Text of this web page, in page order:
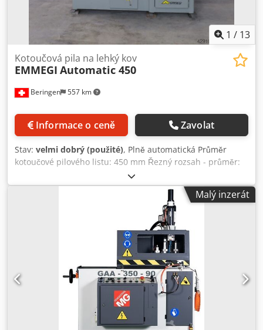
1 / 13
Beringen 557 km
Kotoučová pila na lehký kov
EMMEGI Automatic 450
Informace o ceně Zavolat
Stav: velmi dobrý (použité), Plně automatická Průměr
kotoučové pilového listu: 450 mm Řezný rozsah - průměr:
150 mm Délka odřezku: 1000 mm Dcedey H Dmnjpfx Aatok
Různé příslušenství MARCELS MASCHINEN AG
Malý inzerát